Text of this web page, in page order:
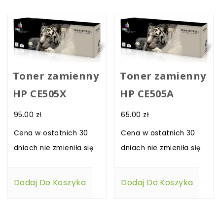
Toner zamienny
HP CE505X
95.00 zł
Cena w ostatnich 30
dniach nie zmieniła się
Dodaj Do Koszyka
Toner zamienny
HP CE505A
65.00 zł
Cena w ostatnich 30
dniach nie zmieniła się
Dodaj Do Koszyka